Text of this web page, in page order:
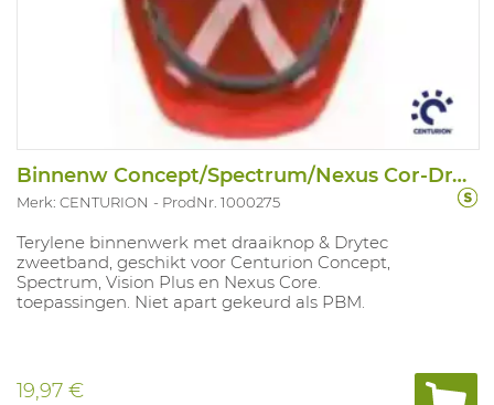
Binnenw Concept/Spectrum/Nexus Cor-Draai
Merk: CENTURION ProdNr. 1000275
Terylene binnenwerk met draaiknop & Drytec
zweetband, geschikt voor Centurion Concept,
Spectrum, Vision Plus en Nexus Core.
toepassingen. Niet apart gekeurd als PBM.
19,97 €